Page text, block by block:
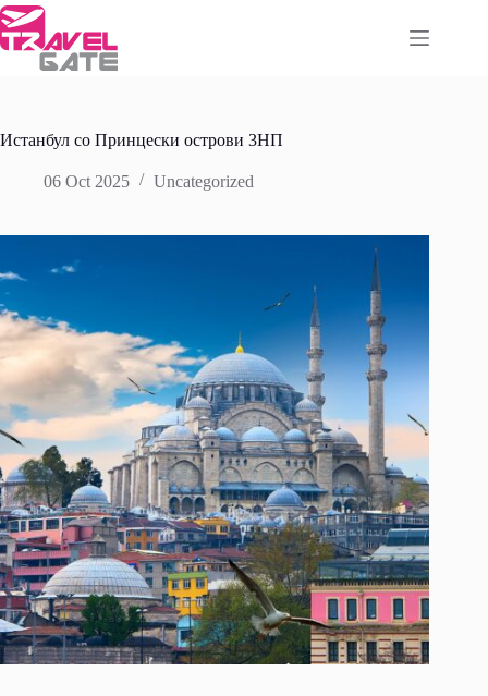
Skip
to
content
Истанбул со Принцески острови 3НП
06 Oct 2025 Uncategorized